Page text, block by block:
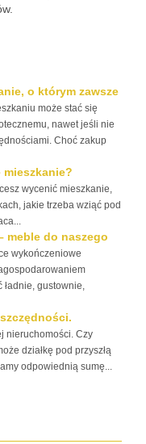
o którym zawsze
może stać się
nawet jeśli nie
Choć zakup
mieszkanie?
wycenić mieszkanie,
jakie trzeba wziąć pod
meble do naszego
wykończeniowe
ładnie, gustownie,
nieruchomości. Czy
działkę pod przyszłą
odpowiednią sumę...